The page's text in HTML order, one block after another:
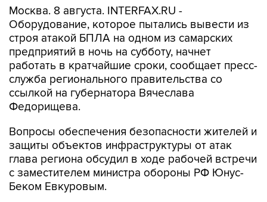
Москва. 8 августа. INTERFAX.RU -
Оборудование, которое пытались вывести из
строя атакой БПЛА на одном из самарских
предприятий в ночь на субботу, начнет
работать в кратчайшие сроки, сообщает пресс-
служба регионального правительства со
ссылкой на губернатора Вячеслава
Федорищева.
Вопросы обеспечения безопасности жителей и
защиты объектов инфраструктуры от атак
глава региона обсудил в ходе рабочей встречи
с заместителем министра обороны РФ Юнус-
Беком Евкуровым.